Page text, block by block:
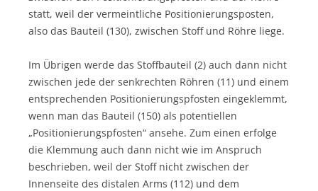
statt, weil der vermeintliche Positionierungsposten,
also das Bauteil (130), zwischen Stoff und Röhre liege.
Im Übrigen werde das Stoffbauteil (2) auch dann nicht
zwischen jede der senkrechten Röhren (11) und einem
entsprechenden Positionierungspfosten eingeklemmt,
wenn man das Bauteil (150) als potentiellen
„Positionierungspfosten“ ansehe. Zum einen erfolge
die Klemmung auch dann nicht wie im Anspruch
beschrieben, weil der Stoff nicht zwischen der
Innenseite des distalen Arms (112) und dem